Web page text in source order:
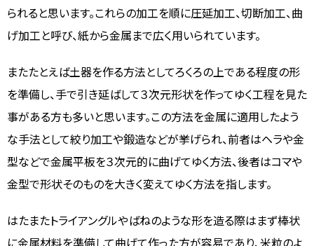
られると思います。これらの加工を順に圧延加工、切断加工、曲
げ加工と呼び、紙から金属まで広く用いられています。
またたとえば土器を作る方法としてろくろの上である程度の形
を準備し、手で引き延ばして３次元形状を作ってゆく工程を見た
事がある方も多いと思います。この方法を金属に適用したよう
な手法として絞り加工や鍛造などが挙げられ、前者はヘラや金
型などで金属平板を３次元的に曲げてゆく方法、後者はコマや
金型で形状そのものを大きく変えてゆく方法を指します。
はたまたトライアングルやばねのような形を造る際はまず棒状